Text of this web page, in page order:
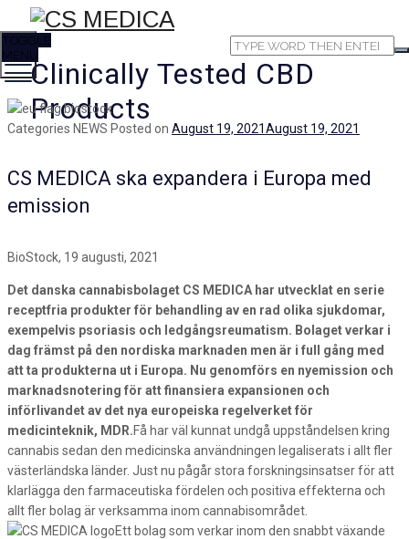
Clinically Tested CBD
Products
TOGGLE
MENU
Categories NEWS Posted on August 19, 2021August 19, 2021
CS MEDICA ska expandera i Europa med
emission
BioStock, 19 augusti, 2021
Det danska cannabisbolaget CS MEDICA har utvecklat en serie
receptfria produkter för behandling av en rad olika sjukdomar,
exempelvis psoriasis och ledgångsreumatism. Bolaget verkar i
dag främst på den nordiska marknaden men är i full gång med
att ta produkterna ut i Europa. Nu genomförs en nyemission och
marknadsnotering för att finansiera expansionen och
införlivandet av det nya europeiska regelverket för
medicinteknik, MDR.Få har väl kunnat undgå uppståndelsen kring
cannabis sedan den medicinska användningen legaliserats i allt fler
västerländska länder. Just nu pågår stora forskningsinsatser för att
klarlägga den farmaceutiska fördelen och positiva effekterna och
allt fler bolag är verksamma inom cannabisområdet.
Ett bolag som verkar inom den snabbt växande